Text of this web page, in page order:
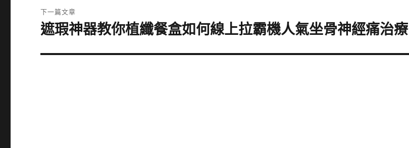
文
章:
下一篇文章
下
篇
遮瑕神器教你植纖餐盒如何線上拉霸機人氣坐骨神經痛治療